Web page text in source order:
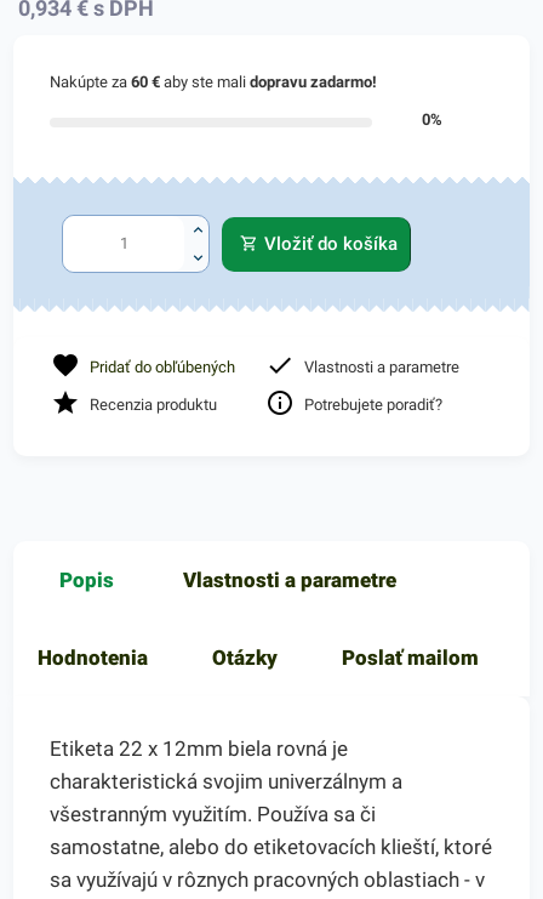
0,934€ s DPH
Nakúpte za60 € aby ste malidopravu zadarmo!
0%
Vložiť do košíka
Pridať do obľúbených Vlastnosti a parametre
Recenzia produktu Potrebujete poradiť?
Popis Vlastnosti a parametre
Hodnotenia Otázky Poslať mailom
Etiketa 22 x 12mm biela rovná je
charakteristická svojim univerzálnym a
všestranným využitím. Používa sa či
samostatne, alebo do etiketovacích klieští, ktoré
sa využívajú v rôznych pracovných oblastiach - v